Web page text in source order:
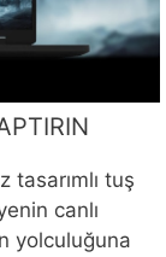
tasarımlı tuş
canlı
yolculuğuna